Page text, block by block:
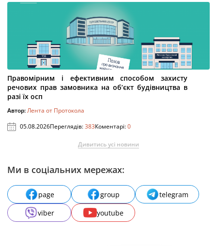
Правомірним і ефективним способом захисту
речових прав замовника на об’єкт будівництва в
разі їх осп
Автор:Лента от Протокола
05.08.2026Переглядів:383Коментарі:0
Дивитись усі новини
Ми в соціальних мережах:
page group
telegram
viber
youtube